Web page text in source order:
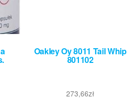
Oakley Oy 8011 Tail Whip
801102
273,66zł